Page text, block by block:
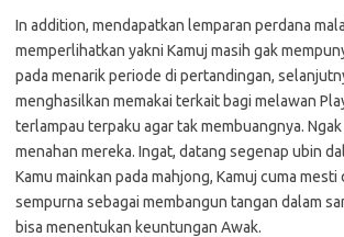
In addition, mendapatkan lemparan perdana
memperlihatkan yakni Kamuj masih gak
pada menarik periode di pertandingan,
menghasilkan memakai terkait bagi melawan
terlampau terpaku agar tak membuangnya. Ngak
menahan mereka. Ingat, datang segenap ubin
Kamu mainkan pada mahjong, Kamuj cuma
sempurna sebagai membangun tangan dalam
bisa menentukan keuntungan Awak.